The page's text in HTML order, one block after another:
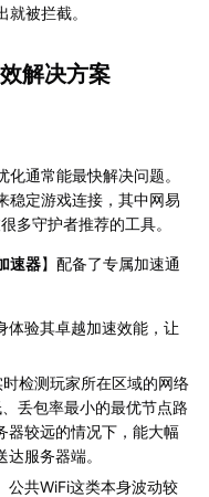
被拦截。
解决方案
通常能最快解决问题。
稳定游戏连接，其中网易
多守护者推荐的工具。
速器】配备了专属加速通
体验其卓越加速效能，让
时检测玩家所在区域的网络
丢包率最小的最优节点路
器较远的情况下，能大幅
服务器端。
公共WiFi这类本身波动较